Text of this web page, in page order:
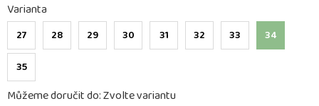
Varianta
27 28 29 30 31 32 33 34
35
Můžeme doručit do:Zvolte variantu